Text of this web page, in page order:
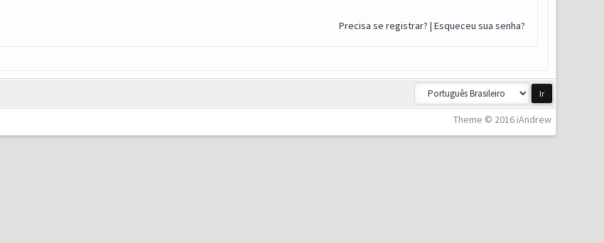
Precisa se registrar? | Esqueceu sua senha?
Theme © 2016 iAndrew